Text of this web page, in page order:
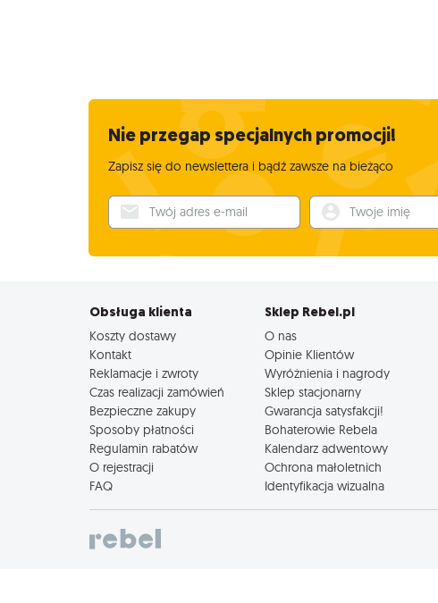
Nie przegap specjalnych promocji!
Zapisz się do newslettera i bądź zawsze na bieżąco
Twój adres e-mail Twoje imię
Obsługa klienta
Koszty dostawy
Kontakt
Reklamacje i zwroty
Czas realizacji zamówień
Bezpieczne zakupy
Sposoby płatności
Regulamin rabatów
O rejestracji
FAQ
Sklep Rebel.pl
O nas
Opinie Klientów
Wyróżnienia i nagrody
Sklep stacjonarny
Gwarancja satysfakcji!
Bohaterowie Rebela
Kalendarz adwentowy
Ochrona małoletnich
Identyfikacja wizualna